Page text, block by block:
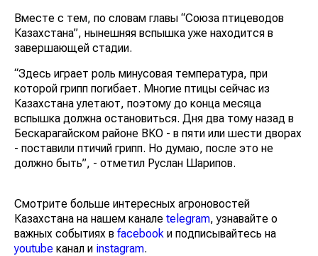
Вместе с тем, по словам главы “Союза птицеводов
Казахстана”, нынешняя вспышка уже находится в
завершающей стадии.
“Здесь играет роль минусовая температура, при
которой грипп погибает. Многие птицы сейчас из
Казахстана улетают, поэтому до конца месяца
вспышка должна остановиться. Дня два тому назад в
Бескарагайском районе ВКО - в пяти или шести дворах
- поставили птичий грипп. Но думаю, после это не
должно быть”, - отметил Руслан Шарипов.
Смотрите больше интересных агроновостей
Казахстана на нашем канале telegram, узнавайте о
важных событиях в facebook и подписывайтесь на
youtube канал и instagram.